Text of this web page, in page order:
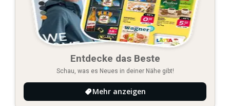
Entdecke das Beste
Schau, was es Neues in deiner Nähe gibt!
Mehr anzeigen